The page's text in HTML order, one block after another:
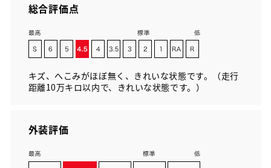
総合評価点
キズ、へこみがほぼ無く、きれいな状態です。（走行
距離10万キロ以内で、きれいな状態です。）
外装評価